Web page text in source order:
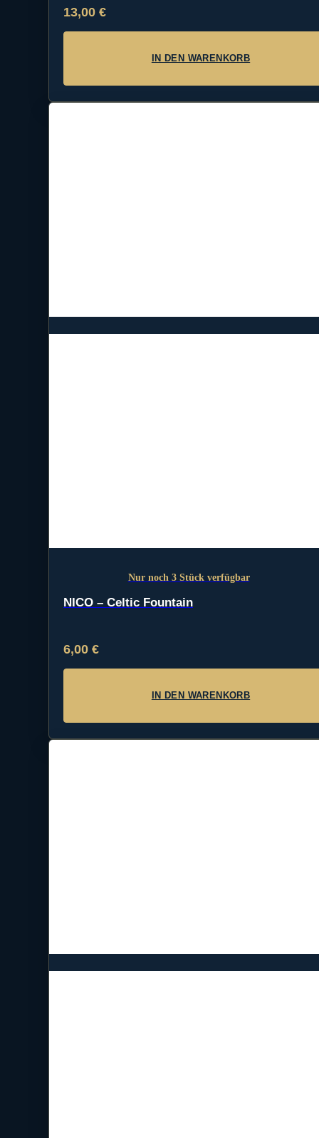
13,00 €
IN DEN WARENKORB
Nur noch 3 Stück verfügbar
NICO – Celtic Fountain
6,00 €
IN DEN WARENKORB